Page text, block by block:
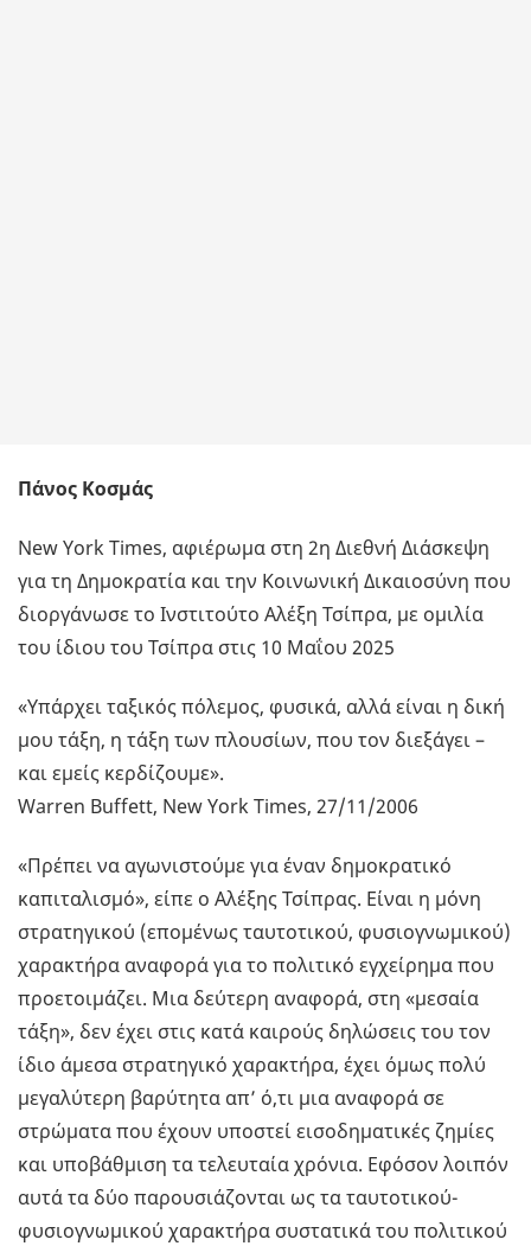
Πάνος Κοσμάς
New York Times, αφιέρωμα στη 2η Διεθνή Διάσκεψη
για τη Δημοκρατία και την Κοινωνική Δικαιοσύνη που
διοργάνωσε το Ινστιτούτο Αλέξη Τσίπρα, με ομιλία
του ίδιου του Τσίπρα στις 10 Μαΐου 2025
«Υπάρχει ταξικός πόλεμος, φυσικά, αλλά είναι η δική
μου τάξη, η τάξη των πλουσίων, που τον διεξάγει –
και εμείς κερδίζουμε».
Warren Buffett, New York Times, 27/11/2006
«Πρέπει να αγωνιστούμε για έναν δημοκρατικό
καπιταλισμό», είπε ο Αλέξης Τσίπρας. Είναι η μόνη
στρατηγικού (επομένως ταυτοτικού, φυσιογνωμικού)
χαρακτήρα αναφορά για το πολιτικό εγχείρημα που
προετοιμάζει. Μια δεύτερη αναφορά, στη «μεσαία
τάξη», δεν έχει στις κατά καιρούς δηλώσεις του τον
ίδιο άμεσα στρατηγικό χαρακτήρα, έχει όμως πολύ
μεγαλύτερη βαρύτητα απ’ ό,τι μια αναφορά σε
στρώματα που έχουν υποστεί εισοδηματικές ζημίες
και υποβάθμιση τα τελευταία χρόνια. Εφόσον λοιπόν
αυτά τα δύο παρουσιάζονται ως τα ταυτοτικού-
φυσιογνωμικού χαρακτήρα συστατικά του πολιτικού